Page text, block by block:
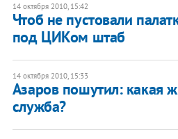
14 октября 2010, 15:42
Чтоб не пустовали
под ЦИКом штаб
14 октября 2010, 15:33
Азаров пошутил: какая
служба?